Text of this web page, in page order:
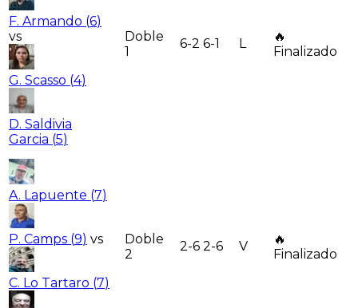
F. Armando (6)
vs
G. Scasso (4)
D. Saldivia
Garcia (5)
Doble
1
6-2 6-1 L
🔥
Finalizado
A. Lapuente (7)
P. Camps (9) vs
C. Lo Tartaro (7)
Doble
2
2-6 2-6 V
🔥
Finalizado